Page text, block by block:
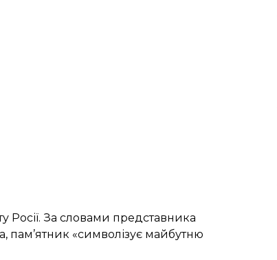
Росії. За словами представника
пам’ятник «символізує майбутню